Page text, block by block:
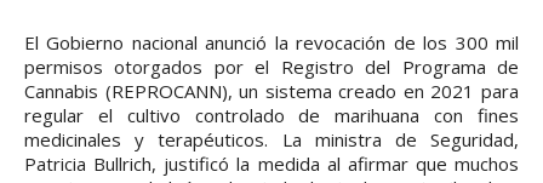
El Gobierno nacional anunció la revocación de los 300 mil
permisos otorgados por el Registro del Programa de
Cannabis (REPROCANN), un sistema creado en 2021 para
regular el cultivo controlado de marihuana con fines
medicinales y terapéuticos. La ministra de Seguridad,
Patricia Bullrich, justificó la medida al afirmar que muchos